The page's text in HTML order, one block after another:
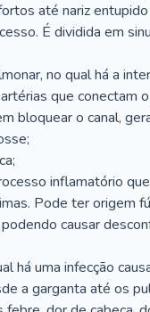
até nariz
É dividida em
no qual há a
que conectam
bloquear o canal,
inflamatório
Pode ter origem
causar
há uma infecção
a garganta até os